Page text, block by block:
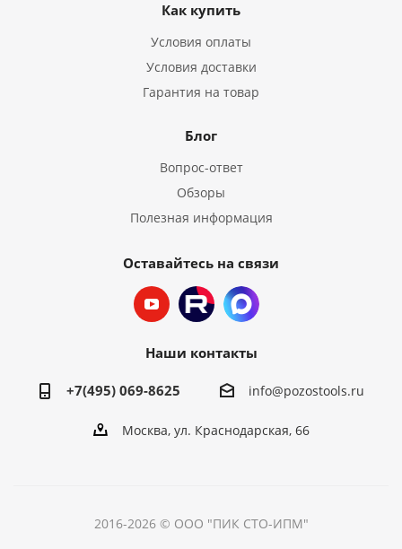
Как купить
Условия оплаты
Условия доставки
Гарантия на товар
Блог
Вопрос-ответ
Обзоры
Полезная информация
Оставайтесь на связи
Наши контакты
+7(495) 069-8625 info@pozostools.ru
Москва, ул. Краснодарская, 66
2016-2026 © ООО "ПИК СТО-ИПМ"